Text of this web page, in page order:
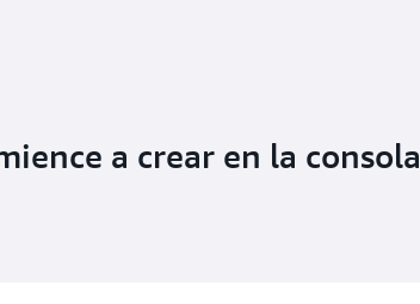
a crear en la consola